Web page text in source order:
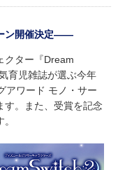
ン開催決定――
クター『Dream
育児雑誌が選ぶ今年
アワード モノ・サー
す。また、受賞を記念